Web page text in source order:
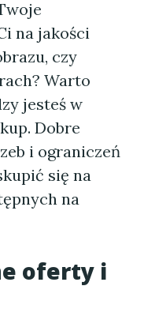
na jakości
czy
Warto
jesteś w
Dobre
i ograniczeń
się na
na
oferty i